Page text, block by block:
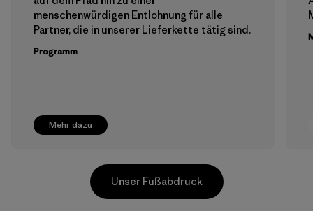
Mehr dazu
menschenwürdigen Entlohnung für alle
Partner, die in unserer Lieferkette tätig sind.
Programm
Unser Fußabdruck